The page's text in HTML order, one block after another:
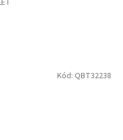
Kód: QBT32238